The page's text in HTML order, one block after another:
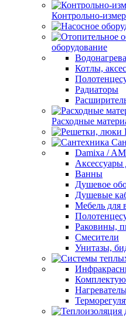
Контрольно-
оборудование
Котлы,
Радиаторы
Расходные
Damixa /
Ванны
Душевое
Душевые
Мебель для
Раковины,
Смесители
Унитазы,